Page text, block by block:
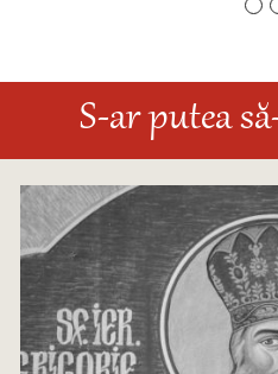
S-ar putea